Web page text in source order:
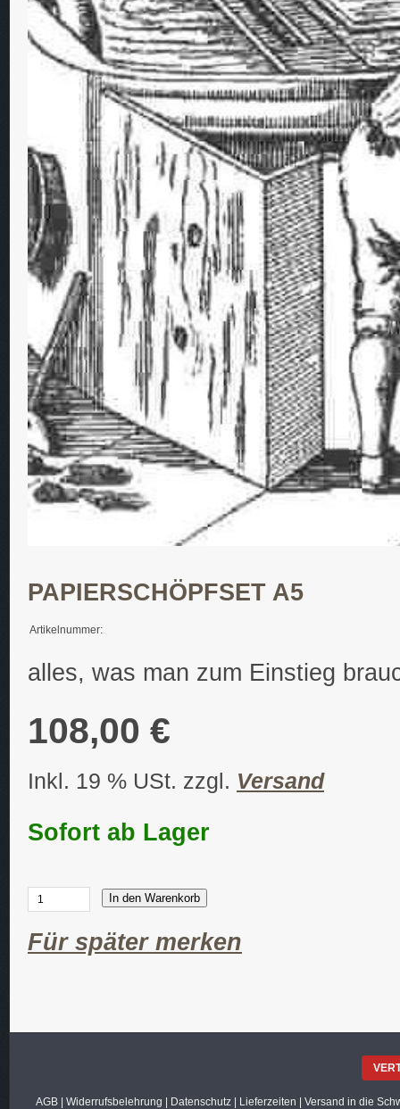
PAPIERSCHÖPFSET A5
Artikelnummer:
alles, was man zum Einstieg
108,00 €
Inkl. 19 % USt. zzgl. Versand
Sofort ab Lager
In den Warenkorb
Für später merken
AGB| Widerrufsbelehrung Datenschutz| Lieferzeiten Versand in die